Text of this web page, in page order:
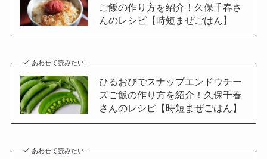
ご飯の作り方を紹介！久保千春さ
んのレシピ【時短まぜごはん】
あわせて読みたい
ひるおびでスナップエンドウチー
ズご飯の作り方を紹介！久保千春
さんのレシピ【時短まぜごはん】
あわせて読みたい